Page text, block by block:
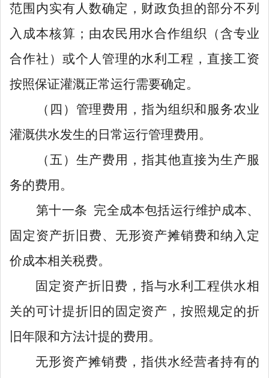
范围内实有人数确定，财政负担的部分不列
入成本核算；由农民用水合作组织（含专业
合作社）或个人管理的水利工程， 直接工资
按照保证灌溉正常运行需要确定。
（四） 管理费用，指为组织和服务农业
灌溉供水发生的日常运行管理费用。
（五） 生产费用，指其他直接为生产服
务的费用 。
第十一条 完全成本包括运行维护成本、
固定资产折旧费、无形资产摊销费和纳入定
价成本相关税费。
固定资产折旧费，指与水利工程供水相
关的可计提折旧的固定资产，按照规定的折
旧年限和方法计提的费用。
无形资产摊销费，指供水经营者持有的